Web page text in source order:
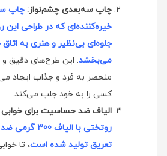
چاپ سه‌بعدی چشم‌نواز: چاپ
خیره‌کننده‌ای که در طراحی این
جلوه‌ای بی‌نظیر و هنری به
می‌بخشد. این طرح‌های دقیق
منحصر به فرد و جذاب ایجاد
کسی را به خود جلب می‌کند.
الیاف ضد حساسیت برای خوابی
روتختی با
تعریق تولید شده است، تا